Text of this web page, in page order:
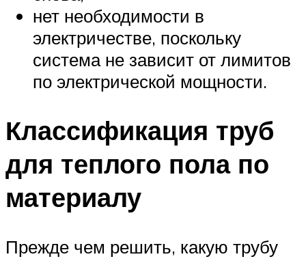
нет необходимости в
электричестве, поскольку
система не зависит от лимитов
по электрической мощности.
Классификация труб
для теплого пола по
материалу
Прежде чем решить, какую трубу